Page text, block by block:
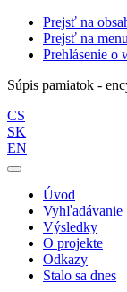
Prejsť na
Prejsť na menu
Prehlásenie o
Súpis pamiatok -
CS
SK
EN
Úvod
Vyhľadávanie
Výsledky
O projekte
Odkazy
Stalo sa dnes